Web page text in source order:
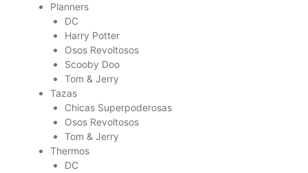
Planners
DC
Harry Potter
Osos Revoltosos
Scooby Doo
Tom & Jerry
Tazas
Chicas Superpoderosas
Osos Revoltosos
Tom & Jerry
Thermos
DC